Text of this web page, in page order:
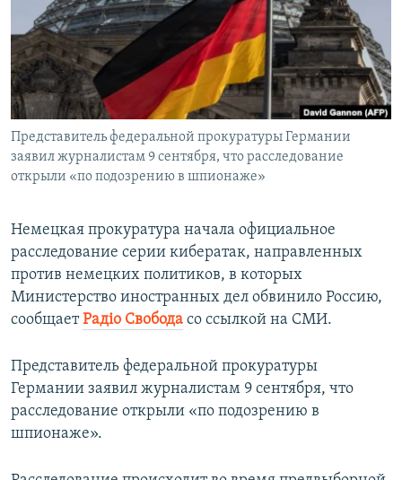
ПОБЕДИТЕЛЕЙ НЕ СУДЯТ?
КРЫМ.НЕПОКОРЕННЫЙ
ELIFBE
УКРАИНСКАЯ ПРОБЛЕМА КРЫМА
ПРИСОЕДИНЯЙТЕСЬ!
Все сайты RFE/RL
Представитель федеральной прокуратуры Германии
заявил журналистам 9 сентября, что расследование
открыли «по подозрению в шпионаже»
Немецкая прокуратура начала официальное
расследование серии кибератак, направленных
против немецких политиков, в которых
Министерство иностранных дел обвинило Россию,
сообщаетРадіо Свобода со ссылкой на СМИ.
Представитель федеральной прокуратуры
Германии заявил журналистам 9 сентября, что
расследование открыли «по подозрению в
шпионаже».